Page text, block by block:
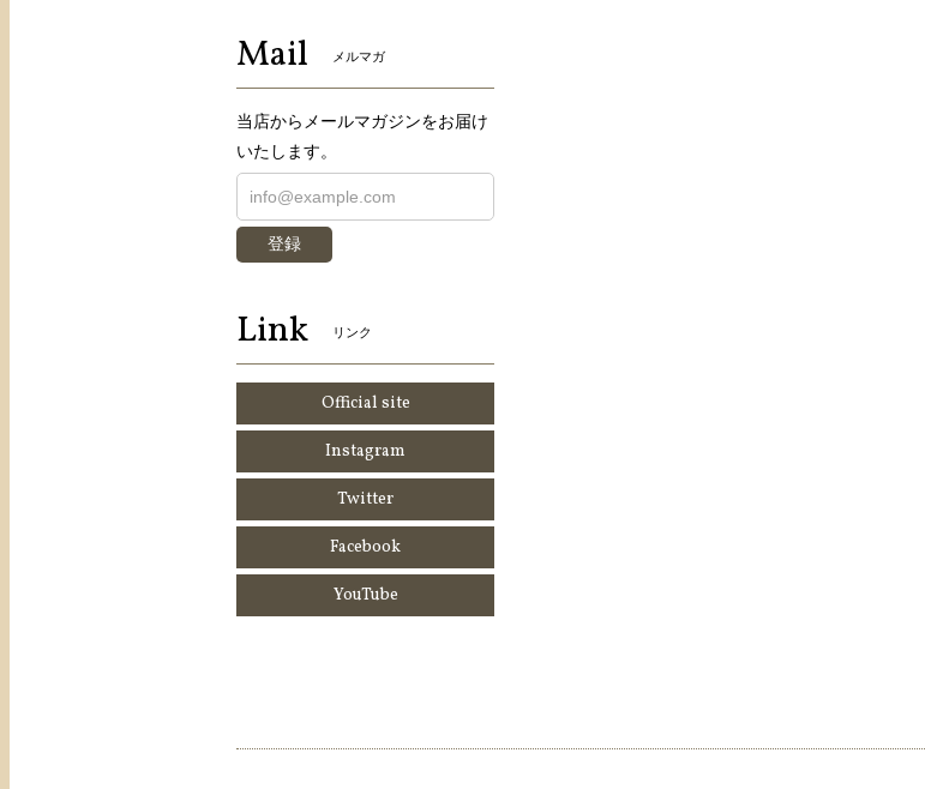
Mail メルマガ
当店からメールマガジンをお届け
いたします。
登録
Link リンク
Official site
Instagram
Twitter
Facebook
YouTube